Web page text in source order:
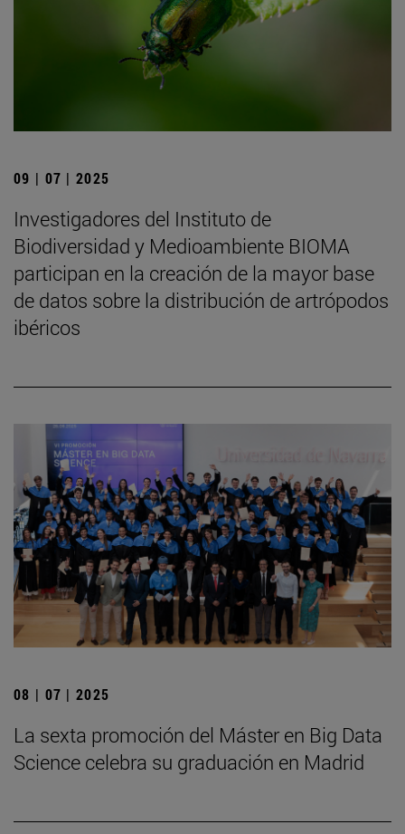
09 | 07 | 2025
Investigadores del Instituto de
Biodiversidad y Medioambiente BIOMA
participan en la creación de la mayor base
de datos sobre la distribución de artrópodos
ibéricos
08 | 07 | 2025
La sexta promoción del Máster en Big Data
Science celebra su graduación en Madrid